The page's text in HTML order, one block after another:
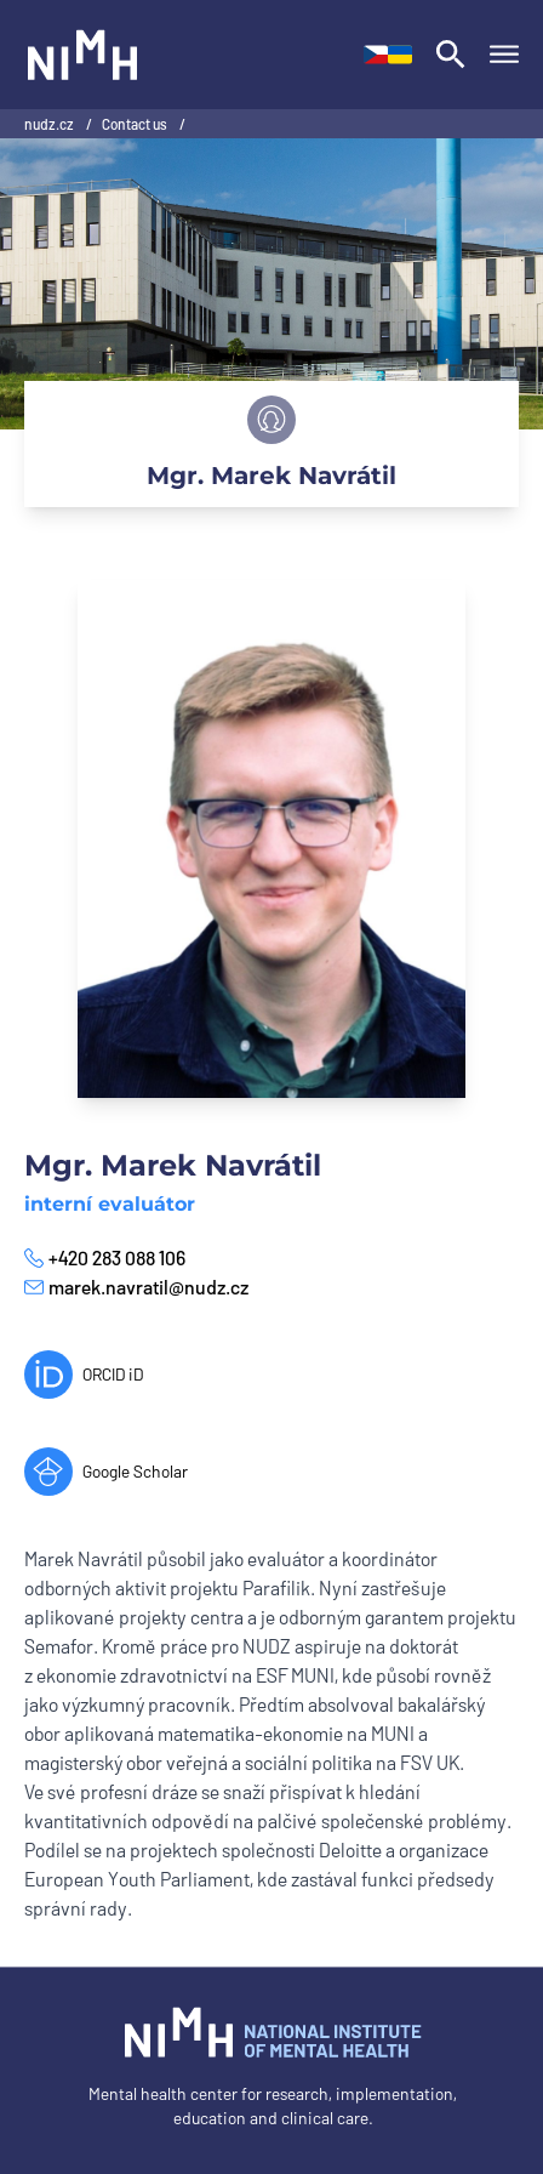
nudz.cz / Contact us /
Mgr. Marek Navrátil
Mgr. Marek Navrátil
interní evaluátor
Phone
+420 283 088 106
E-mail
marek.navratil@nudz.cz
ORCID iD
Google Scholar
Marek Navrátil působil jako evaluátor a koordinátor
odborných aktivit projektu Parafilik. Nyní zastřešuje
aplikované projekty centra a je odborným garantem projektu
Semafor. Kromě práce pro NUDZ aspiruje na doktorát
z ekonomie zdravotnictví na ESF MUNI, kde působí rovněž
jako výzkumný pracovník. Předtím absolvoval bakalářský
obor aplikovaná matematika-ekonomie na MUNI a
magisterský obor veřejná a sociální politika na FSV UK.
Ve své profesní dráze se snaží přispívat k hledání
kvantitativních odpovědí na palčivé společenské problémy.
Podílel se na projektech společnosti Deloitte a organizace
European Youth Parliament, kde zastával funkci předsedy
správní rady.
Mental health center for research, implementation,
education and clinical care.